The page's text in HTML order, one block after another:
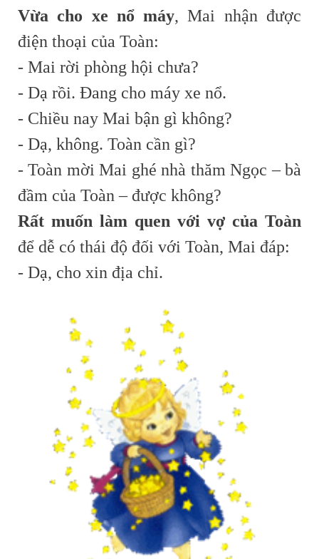
Vừa cho xe nổ máy, Mai nhận được
điện thoại của Toàn:
- Mai rời phòng hội chưa?
- Dạ rồi. Đang cho máy xe nổ.
- Chiều nay Mai bận gì không?
- Dạ, không. Toàn cần gì?
- Toàn mời Mai ghé nhà thăm Ngọc – bà
đầm của Toàn – được không?
Rất muốn làm quen với vợ của Toàn
để dễ có thái độ đối với Toàn, Mai đáp:
- Dạ, cho xin địa chỉ.